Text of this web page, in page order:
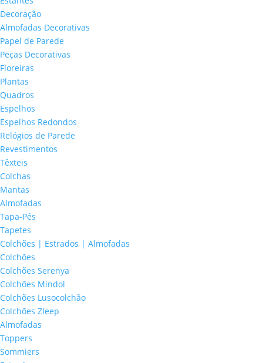
Decoração
Almofadas Decorativas
Papel de Parede
Peças Decorativas
Floreiras
Plantas
Quadros
Espelhos
Espelhos Redondos
Relógios de Parede
Revestimentos
Têxteis
Colchas
Mantas
Almofadas
Tapa-Pés
Tapetes
Colchões | Estrados | Almofadas
Colchões
Colchões Serenya
Colchões Mindol
Colchões Lusocolchão
Colchões Zleep
Almofadas
Toppers
Sommiers